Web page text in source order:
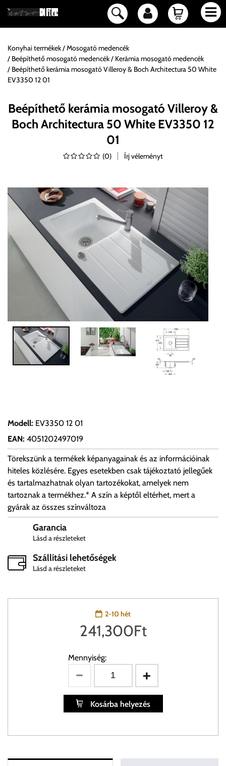
Konyhai termékek
Mosogató medencék
Beépíthető mosogató medencék
Kerámia mosogató medencék
Beépíthető kerámia mosogató Villeroy & Boch Architectura 50 White
EV3350 12 01
Beépíthető kerámia mosogató Villeroy &
Boch Architectura 50 White EV3350 12
01
(0) Írj véleményt
Modell: EV3350 12 01
EAN: 4051202497019
Törekszünk a termékek képanyagainak és az információinak
hiteles közlésére. Egyes esetekben csak tájékoztató jellegűek
és tartalmazhatnak olyan tartozékokat, amelyek nem
tartoznak a termékhez.* A szín a képtől eltérhet, mert a
gyárak az összes színváltoza
Garancia
Lásd a részleteket
Szállítási lehetőségek
Lásd a részleteket
2-10 hét
241,300Ft
Mennyiség:
Kosárba helyezés